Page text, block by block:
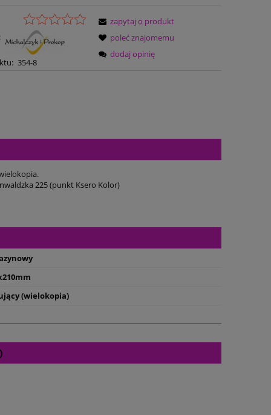
354-8
zapytaj o produkt
poleć znajomemu
dodaj opinię
225 (punkt Ksero Kolor)
(wielokopia)